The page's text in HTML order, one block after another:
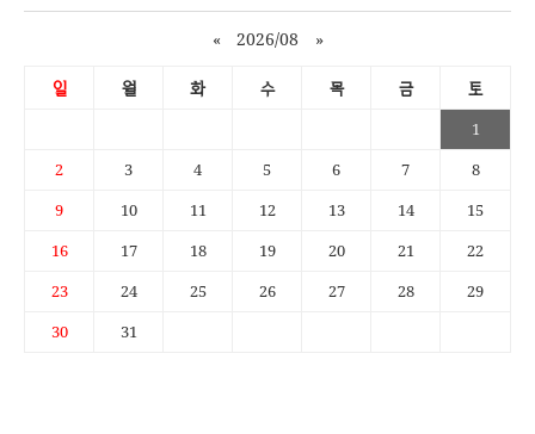
« 2026/08 »
일 월 화 수 목 금 토
1
2
3 4 5 6 7
8
9
10 11 12 13 14
15
16
17 18 19 20 21
22
23
24 25 26 27 28
29
30
31